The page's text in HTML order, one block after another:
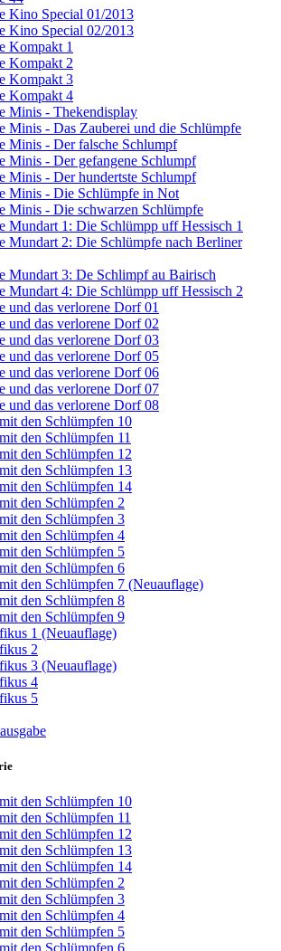
Kino Special 01/2013
Kino Special 02/2013
Kompakt 1
Kompakt 2
Kompakt 3
Kompakt 4
Minis - Thekendisplay
Minis - Das Zauberei und die Schlümpfe
Minis - Der falsche Schlumpf
Minis - Der gefangene Schlumpf
Minis - Der hundertste Schlumpf
Minis - Die Schlümpfe in Not
Minis - Die schwarzen Schlümpfe
Mundart 1: Die Schlümpp uff Hessisch 1
Mundart 2: Die Schlümpfe nach Berliner
Mundart 3: De Schlimpf au Bairisch
Mundart 4: Die Schlümpp uff Hessisch 2
und das verlorene Dorf 01
und das verlorene Dorf 02
und das verlorene Dorf 03
und das verlorene Dorf 05
und das verlorene Dorf 06
und das verlorene Dorf 07
und das verlorene Dorf 08
den Schlümpfen 10
den Schlümpfen 11
den Schlümpfen 12
den Schlümpfen 13
den Schlümpfen 14
den Schlümpfen 2
den Schlümpfen 3
den Schlümpfen 4
den Schlümpfen 5
den Schlümpfen 6
den Schlümpfen 7 (Neuauflage)
den Schlümpfen 8
den Schlümpfen 9
1 (Neuauflage)
2
3 (Neuauflage)
4
5
den Schlümpfen 10
den Schlümpfen 11
den Schlümpfen 12
den Schlümpfen 13
den Schlümpfen 14
den Schlümpfen 2
den Schlümpfen 3
den Schlümpfen 4
den Schlümpfen 5